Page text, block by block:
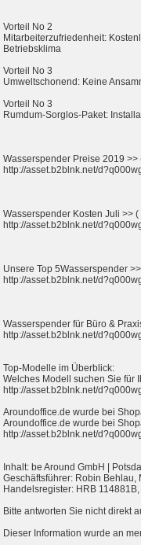
Vorteil No 2
Mitarbeiterzufriedenheit:
Betriebsklima
Vorteil No 3
Umweltschonend: Keine
Vorteil No 3
Rumdum-Sorglos-Paket:
Wasserspender Preise 2019 >>
http://asset.b2blnk.net/
Wasserspender Kosten Juli >> (
http://asset.b2blnk.net/
Unsere Top 5Wasserspender
http://asset.b2blnk.net/
Wasserspender für Büro &
http://asset.b2blnk.net/
Top-Modelle im Überblick:
Welches Modell suchen Sie für
http://asset.b2blnk.net/
Aroundoffice.de wurde bei
Aroundoffice.de wurde bei
http://asset.b2blnk.net/
Inhalt: be Around GmbH |
Geschäftsführer: Robin Behlau,
Handelsregister: HRB
Bitte antworten Sie nicht direkt
Dieser Information wurde an